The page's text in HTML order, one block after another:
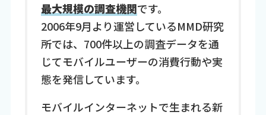
最大規模の調査機関です。
2006年9月より運営しているMMD研究
所では、700件以上の調査データを通
じてモバイルユーザーの消費行動や実
態を発信しています。
モバイルインターネットで生まれる新